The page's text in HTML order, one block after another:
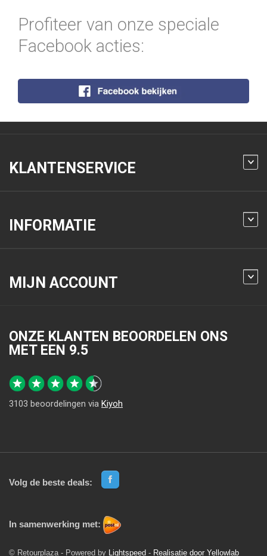
Profiteer van onze speciale
Facebook acties:
KLANTENSERVICE
INFORMATIE
MIJN ACCOUNT
ONZE KLANTEN BEOORDELEN ONS
MET EEN 9.5
3103 beoordelingen via Kiyoh
Volg de beste deals:
In samenwerking met:
© Retourplaza - Powered by Lightspeed - Realisatie door Yellowlab